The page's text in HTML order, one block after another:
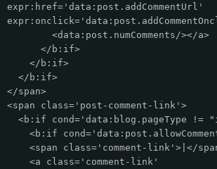
expr:href='data:post.addCommentUrl'
<data:post.numComments/></a>
</b:if>
</b:if>
</b:if>
</span>
<span class='post-comment-link'>
<b:if cond='data:blog.pageType !=
<b:if
<span class='comment-link'>|</
<a class='comment-link'